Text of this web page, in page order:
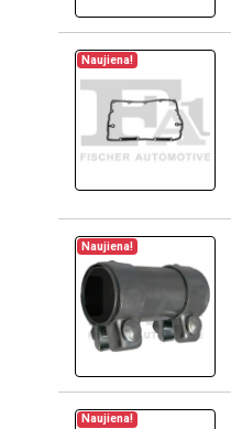
Naujiena!
Naujiena!
Naujiena!